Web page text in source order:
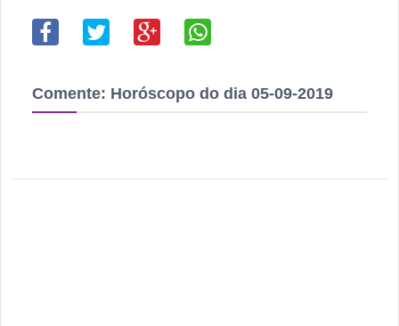
Comente: Horóscopo do dia 05-09-2019